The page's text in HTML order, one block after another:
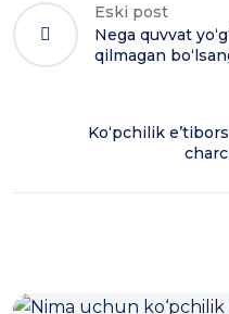
Eski post
Nega quvvat
qilmagan
Koʻpchilik